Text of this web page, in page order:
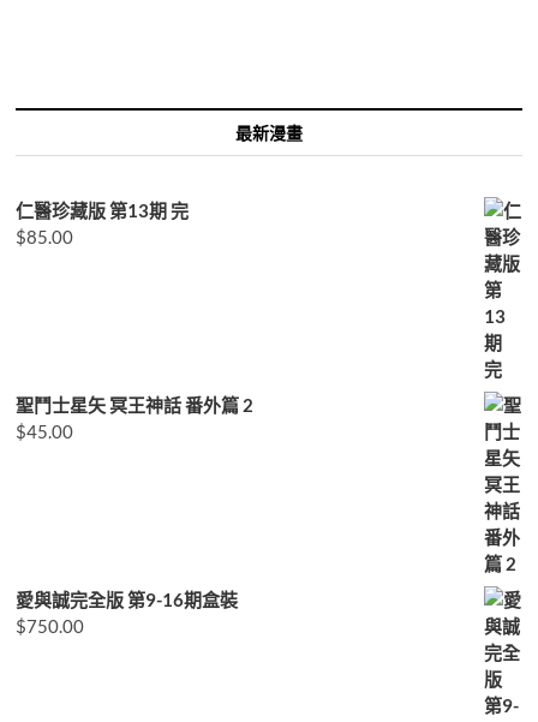
最新漫畫
仁醫珍藏版 第13期 完
$85.00
聖鬥士星矢 冥王神話 番外篇 2
$45.00
愛與誠完全版 第9-16期盒裝
$750.00